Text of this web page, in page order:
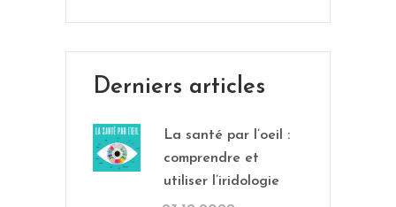
Derniers articles
La santé par l’oeil :
comprendre et
utiliser l’iridologie